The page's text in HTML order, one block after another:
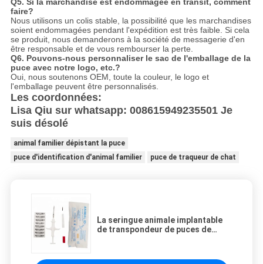
faire?
Nous utilisons un colis stable, la possibilité que les marchandises
soient endommagées pendant l'expédition est très faible. Si cela
se produit, nous demanderons à la société de messagerie d'en
être responsable et de vous rembourser la perte.
Q6. Pouvons-nous personnaliser le sac de l'emballage de la
puce avec notre logo, etc.?
Oui, nous soutenons OEM, toute la couleur, le logo et
l'emballage peuvent être personnalisés.
Les coordonnées:
Lisa Qiu sur whatsapp: 008615949235501 Je
suis désolé
animal familier dépistant la puce
puce d'identification d'animal familier
puce de traqueur de chat
La seringue animale implantable
de transpondeur de puces de
2.12mm